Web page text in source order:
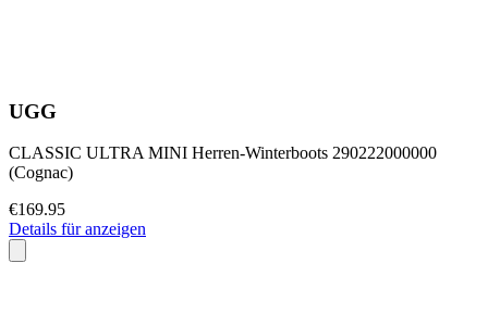
UGG
CLASSIC ULTRA MINI Herren-Winterboots 290222000000
(Cognac)
€169.95
Details für anzeigen